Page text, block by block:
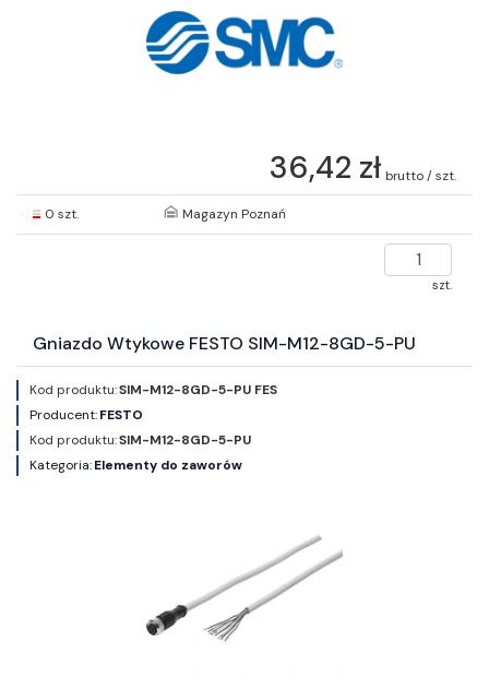
36,42 zł brutto / szt.
0 szt. Magazyn Poznań
szt.
Gniazdo Wtykowe FESTO SIM-M12-8GD-5-PU
Kod produktu:SIM-M12-8GD-5-PU FES
Producent:FESTO
Kod produktu:SIM-M12-8GD-5-PU
Kategoria:Elementy do zaworów